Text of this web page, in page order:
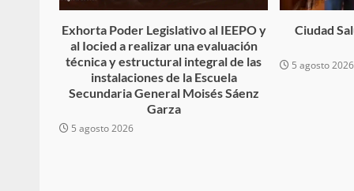
Exhorta Poder Legislativo al IEEPO y
al Iocied a realizar una evaluación
técnica y estructural integral de las
instalaciones de la Escuela
Secundaria General Moisés Sáenz
Garza
5 agosto 2026
Ciudad
5 agosto 2026
Despliega Gabinete
operativos aéreos en
para reforzar la
búsqueda de persona
admin 17 septiembre 2025